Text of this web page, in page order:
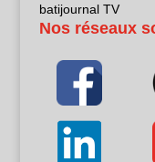
batijournal TV
Nos réseaux